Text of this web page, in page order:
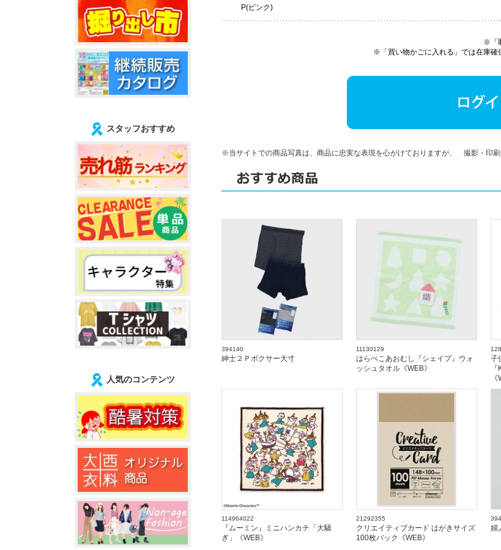
P(ピンク)
※「
※「買い物かごに入れる」では在庫確
※当サイトでの商品写真は、商品に忠実な表現を心がけておりますが、 撮影・印
394140
紳士２Ｐボクサー大寸
11130129
はらぺこあおむし『シェイプ』ウォ
ッシュタオル《WEB》
子
114964022
『ムーミン』ミニハンカチ「大騒
ぎ」《WEB》
21292355
クリエイティブカード はがきサイズ
100枚パック《WEB》
婦
スタッフおすすめ
人気のコンテンツ